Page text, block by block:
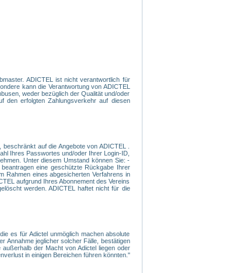
ADICTEL ist nicht verantwortlich für
kann die Verantwortung von ADICTEL
weder bezüglich der Qualität und/oder
den erfolgten Zahlungsverkehr auf diesen
auf die Angebote von ADICTEL .
Ihres Passwortes und/oder Ihrer Login-ID,
Unter diesem Umstand können Sie: -
eine geschützte Rückgabe Ihrer
Rahmen eines abgesicherten Verfahrens in
aufgrund Ihres Abonnement des Vereins
werden. ADICTEL haftet nicht für die
es für Adictel unmöglich machen absolute
Annahme jeglicher solcher Fälle, bestätigen
der Macht von Adictel liegen oder
in einigen Bereichen führen könnten."